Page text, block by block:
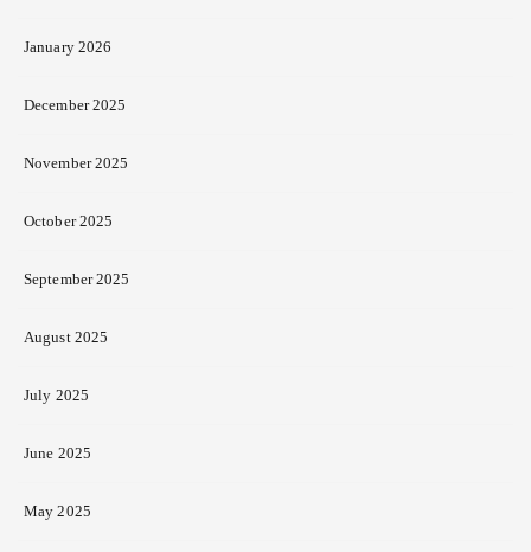
January 2026
December 2025
November 2025
October 2025
September 2025
August 2025
July 2025
June 2025
May 2025